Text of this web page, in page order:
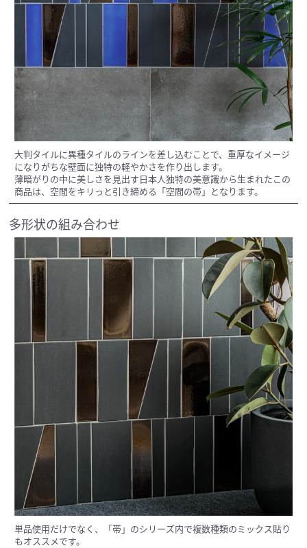
大判タイルに異種タイルのラインを差し込むことで、重厚なイメージ
になりがちな壁面に独特の軽やかさを作り出します。
薄暗がりの中に美しさを見出す日本人独特の美意識から生まれたこの
商品は、空間をキリっと引き締める「空間の帯」となります。
多形状の組み合わせ
単品使用だけでなく、「帯」のシリーズ内で複数種類のミックス貼り
もオススメです。